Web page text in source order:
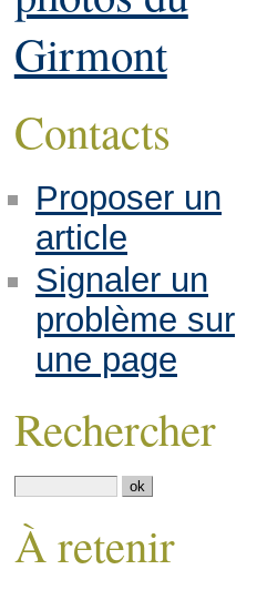
Girmont
Contacts
Proposer un
article
Signaler un
problème sur
une page
Rechercher
À retenir